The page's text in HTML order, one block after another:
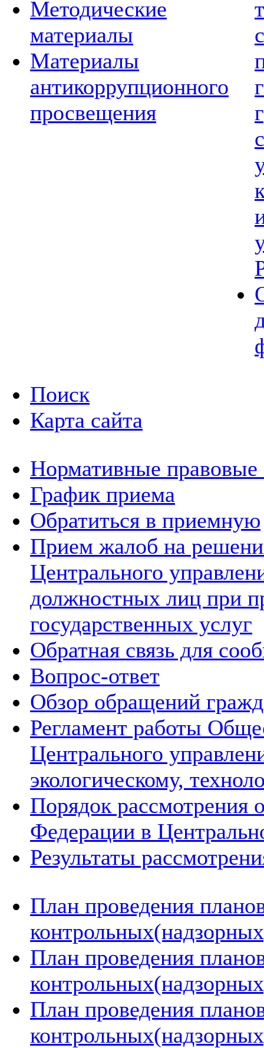
Методические
материалы
Материалы
антикоррупционного
просвещения
Поиск
Карта сайта
Нормативные правовые
График приема
Обратиться в приемную
Прием жалоб на
Центрального
должностных лиц при
государственных услуг
Обратная связь для
Вопрос-ответ
Обзор обращений
Регламент работы
Центрального
экологическому,
Порядок рассмотрения
Федерации в
Результаты
План проведения
План проведения
План проведения